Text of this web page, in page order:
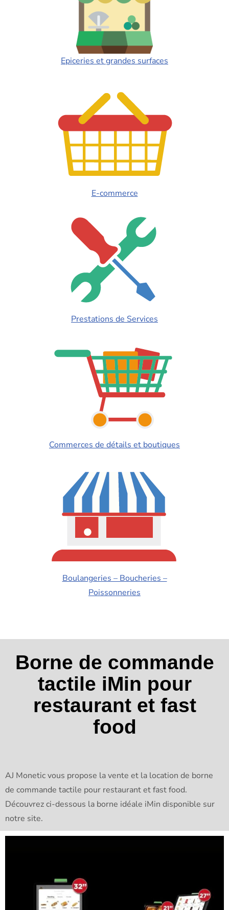
Epiceries et grandes surfaces
E-commerce
Prestations de Services
Commerces de détails et boutiques
Boulangeries – Boucheries –
Poissonneries
Borne de commande
tactile iMin pour
restaurant et fast
food
AJ Monetic vous propose la vente et la location de borne
de commande tactile pour restaurant et fast food.
Découvrez ci-dessous la borne idéale iMin disponible sur
notre site.